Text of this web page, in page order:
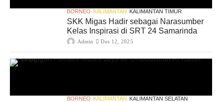
BORNEO KALIMANTAN KALIMANTAN TIMUR
SKK Migas Hadir sebagai Narasumber
Kelas Inspirasi di SRT 24 Samarinda
Admin Des 12, 2025
BORNEO KALIMANTAN KALIMANTAN SELATAN